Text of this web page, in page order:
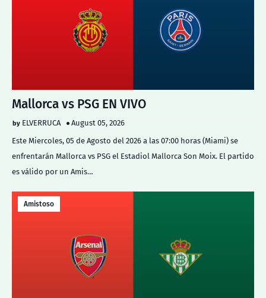
Mallorca vs PSG EN VIVO
ELVERRUCA
August 05, 2026
Este Miercoles, 05 de Agosto del 2026 a las 07:00 horas (Miami) se
enfrentarán Mallorca vs PSG el Estadiol Mallorca Son Moix. El partido
es válido por un Amis…
Amistoso